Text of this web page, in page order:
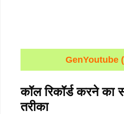
GenYoutube
कॉल रिकॉर्ड करने
तरीका